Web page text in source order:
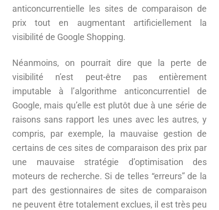
anticoncurrentielle les sites de comparaison de
prix tout en augmentant artificiellement la
visibilité de Google Shopping.
Néanmoins, on pourrait dire que la perte de
visibilité n’est peut-être pas entièrement
imputable à l’algorithme anticoncurrentiel de
Google, mais qu’elle est plutôt due à une série de
raisons sans rapport les unes avec les autres, y
compris, par exemple, la mauvaise gestion de
certains de ces sites de comparaison des prix par
une mauvaise stratégie d’optimisation des
moteurs de recherche. Si de telles “erreurs” de la
part des gestionnaires de sites de comparaison
ne peuvent être totalement exclues, il est très peu